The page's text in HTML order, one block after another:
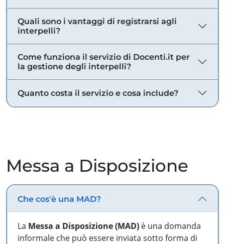
Quali sono i vantaggi di registrarsi agli
interpelli?
Come funziona il servizio di Docenti.it per
la gestione degli interpelli?
Quanto costa il servizio e cosa include?
Messa a Disposizione
Che cos'è una MAD?
La Messa a Disposizione (MAD) è una domanda
informale che può essere inviata sotto forma di